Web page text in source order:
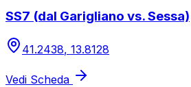
SS7 (dal Garigliano vs. Sessa)
41.2438, 13.8128
Vedi Scheda